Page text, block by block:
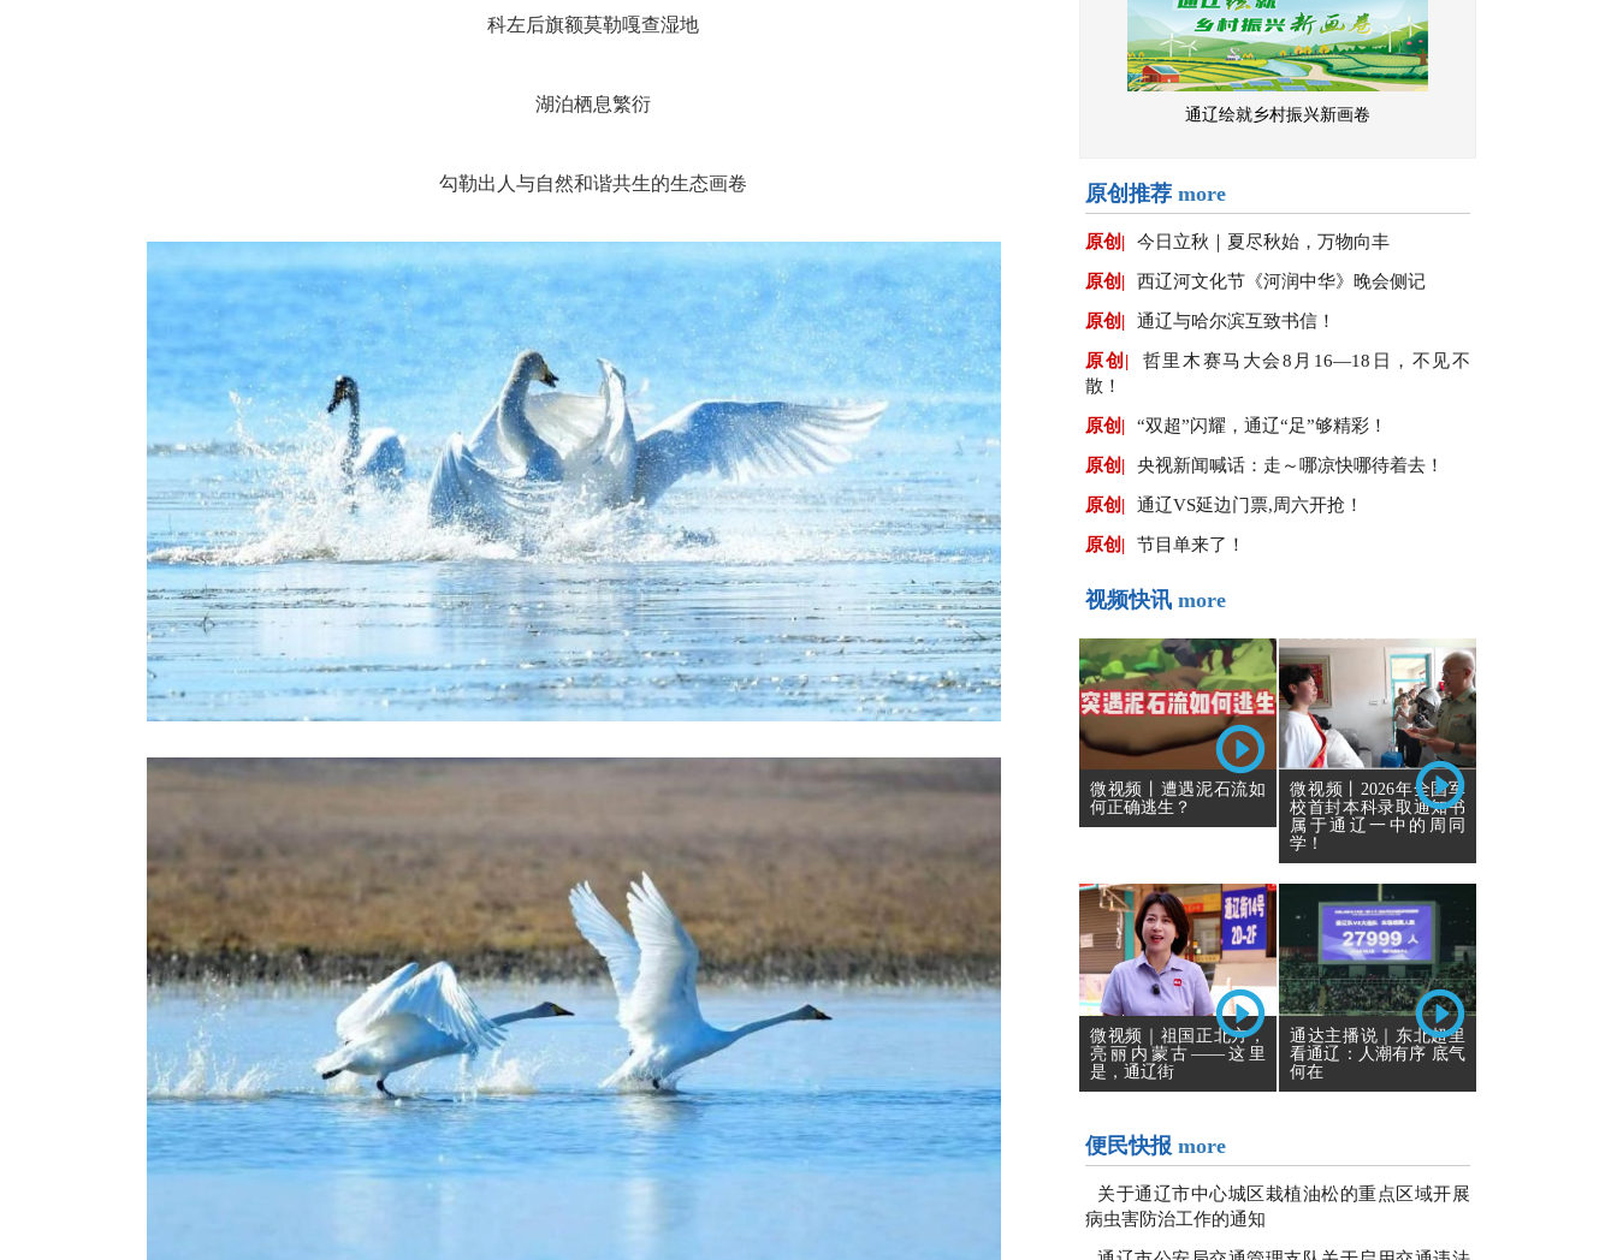
科左后旗额莫勒嘎查湿地
湖泊栖息繁衍
勾勒出人与自然和谐共生的生态画卷
通辽绘就乡村振兴新画卷
原创推荐 more
原创| 今日立秋｜夏尽秋始，万物向丰
原创| 西辽河文化节《河润中华》晚会侧记
原创| 通辽与哈尔滨互致书信！
原创|
哲里木赛马大会8月16—18日，不见不
散！
原创| “双超”闪耀，通辽“足”够精彩！
原创| 央视新闻喊话：走～哪凉快哪待着去！
原创| 通辽VS延边门票,周六开抢！
原创| 节目单来了！
视频快讯 more
微视频丨遭遇泥石流如
何正确逃生？
微视频丨2026年全国军
校首封本科录取通知书
属于通辽一中的周同
学！
微视频｜祖国正北方，
亮丽内蒙古——这里
是，通辽街
通达主播说｜东北超里
看通辽：人潮有序 底气
何在
便民快报 more
关于通辽市中心城区栽植油松的重点区域开展
病虫害防治工作的通知